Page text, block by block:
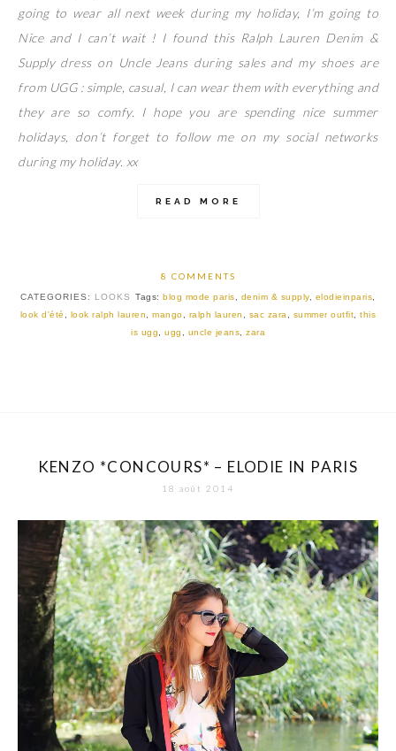
going to wear all next week during my holiday, I’m going to
Nice and I can’t wait ! I found this Ralph Lauren Denim &
Supply dress on Uncle Jeans during sales and my shoes are
from UGG : simple, casual, I can wear them with everything and
they are so comfy. I hope you are spending nice summer
holidays, don’t forget to follow me on my social networks
during my holiday. xx
READ MORE
8 COMMENTS
CATEGORIES: LOOKS Tags: blog mode paris, denim & supply, elodieinparis,
look d'été , look ralph lauren,mango, ralph lauren , sac zara, summer outfit,this
is ugg, ugg , uncle jeans, zara
KENZO *CONCOURS* – ELODIE IN PARIS
18 août 2014